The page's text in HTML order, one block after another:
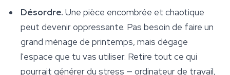
Désordre. Une pièce encombrée et chaotique
peut devenir oppressante. Pas besoin de faire un
grand ménage de printemps, mais dégage
l'espace que tu vas utiliser. Retire tout ce qui
pourrait générer du stress — ordinateur de travail,